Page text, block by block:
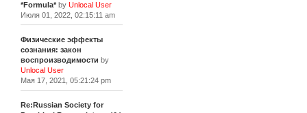
*Formula*by Unlocal User
Июля 01, 2022, 02:15:11 am
Физические эффекты
сознания: закон
воспроизводимости by
Unlocal User
Мая 17, 2021, 05:21:24 pm
Re:Russian Society for